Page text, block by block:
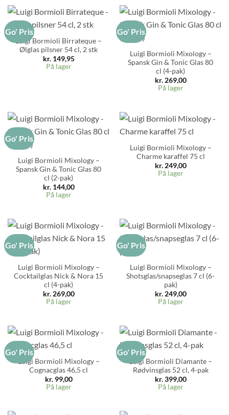
Go' Pris
Luigi Bormioli Birrateque –
Ølglas pilsner 54 cl, 2 stk
kr.149,95
På lager
Go' Pris
Luigi Bormioli Mixology –
Spansk Gin & Tonic Glas 80
cl (4-pak)
kr.269,00
På lager
Go' Pris
Luigi Bormioli Mixology –
Spansk Gin & Tonic Glas 80
cl (2-pak)
kr.144,00
På lager
Luigi Bormioli Mixology –
Charme karaffel 75 cl
kr.249,00
På lager
Go' Pris
Luigi Bormioli Mixology –
Cocktailglas Nick & Nora 15
cl (4-pak)
kr.269,00
På lager
Go' Pris
Luigi Bormioli Mixology –
Shotsglas/snapseglas 7 cl (6-
pak)
kr.249,00
På lager
Go' Pris
Luigi Bormioli Mixology –
Cognacglas 46,5 cl
kr.99,00
På lager
Go' Pris
Luigi Bormioli Diamante –
Rødvinsglas 52 cl, 4-pak
kr.399,00
På lager